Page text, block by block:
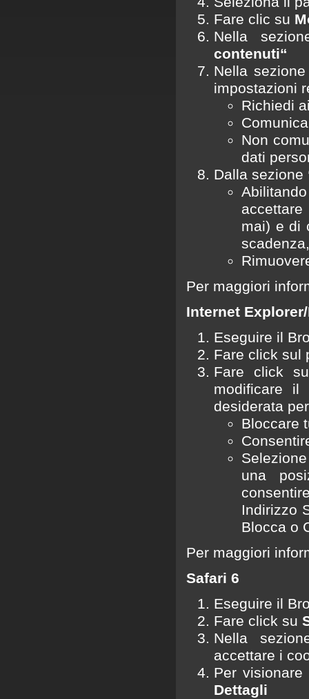
Fare clic su
Nella
contenuti“
Nella
impostazioni
Richiedi
Non
dati
Dalla sezione
mai) e di
Per maggiori
Internet
Eseguire il
Fare click sul
Fare click
modificare il
desiderata
Bloccare
una
Indirizzo
Blocca o
Per maggiori
Safari 6
Eseguire il
Fare click su
Nella
accettare i
Per
Dettagli